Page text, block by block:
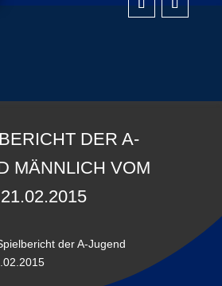
DER A-
MÄNNLICH VOM
21.02.2015
der A-Jugend